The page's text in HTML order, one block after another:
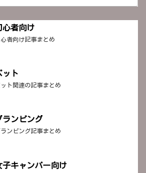
心者向け
者向け記事まとめ
ット
ト関連の記事まとめ
ランピング
ランピング記事まとめ
子キャンパー向け